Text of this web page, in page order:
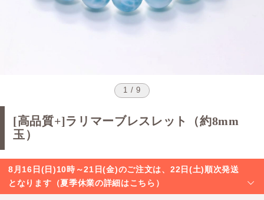
1 / 9
[高品質+]ラリマーブレスレット（約8mm
玉）
8月16日(日)10時～21日(金)のご注文は、22日(土)順次発送
となります（夏季休業の詳細はこちら）